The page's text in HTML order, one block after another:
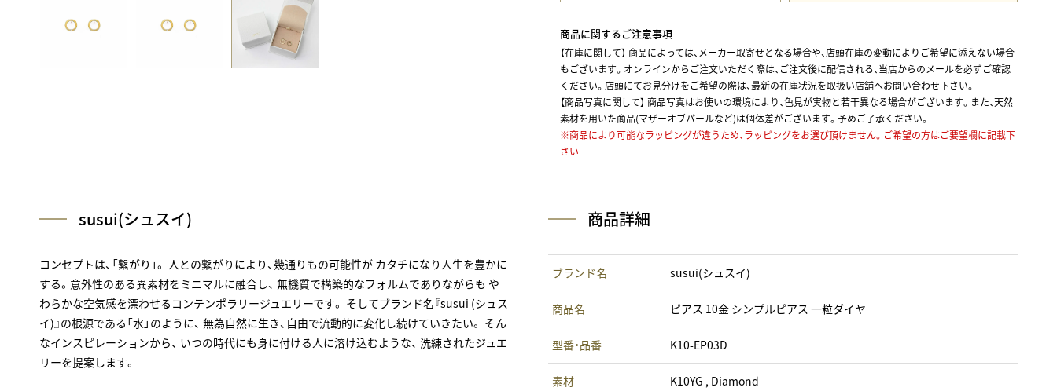
商品に関するご注意事項
【在庫に関して】商品によっては、メーカー取寄せとなる場合や、店頭在庫の変動によりご希望に添えない場合
もございます。オンラインからご注文いただく際は、ご注文後に配信される、当店からのメールを必ずご確認
ください。店頭にてお見分けをご希望の際は、最新の在庫状況を取扱い店舗へお問い合わせ下さい。
【商品写真に関して】 商品写真はお使いの環境により、色見が実物と若干異なる場合がございます。また、天然
素材を用いた商品(マザーオブパールなど)は個体差がございます。予めご了承ください。
※商品により可能なラッピングが違うため、ラッピングをお選び頂けません。ご希望の方はご要望欄に記載下
さい
susui(シュスイ)
コンセプトは、「繋がり」。 人との繋がりにより、幾通りもの可能性が カタチになり人生を豊かに
する。意外性のある異素材をミニマルに融合し、 無機質で構築的なフォルムでありながらも や
わらかな空気感を漂わせるコンテンポラリージュエリーです。 そしてブランド名『susui (シュス
イ)』の根源である「水」のように、 無為自然に生き、自由で流動的に変化し続けていきたい。 そん
なインスピレーションから、 いつの時代にも身に付ける人に溶け込むような、 洗練されたジュエ
リーを提案します。
商品詳細
ブランド名 susui(シュスイ)
商品名 ピアス 10金 シンプルピアス 一粒ダイヤ
型番・品番 K10-EP03D
素材
K10YG , Diamond